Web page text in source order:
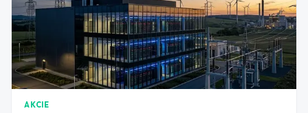
NOVÉ
AKCIE